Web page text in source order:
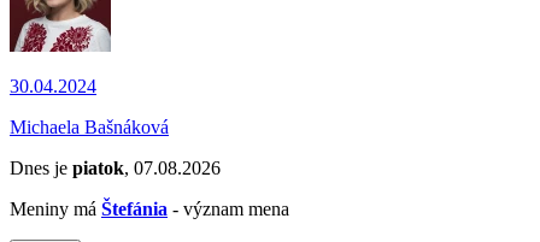
30.04.2024
Michaela Bašnáková
Dnes je piatok, 07.08.2026
Meniny má Štefánia - význam mena